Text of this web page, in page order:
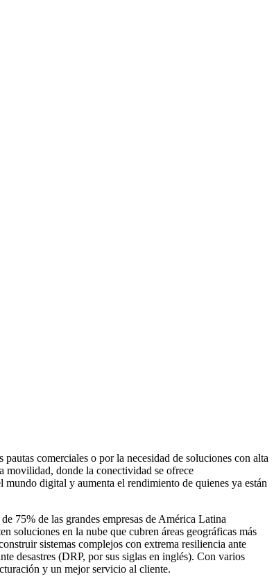
comerciales o por la necesidad de soluciones con alta
movilidad, donde la conectividad se ofrece
digital y aumenta el rendimiento de quienes ya están
75% de las grandes empresas de América Latina
soluciones en la nube que cubren áreas geográficas más
sistemas complejos con extrema resiliencia ante
desastres (DRP, por sus siglas en inglés). Con varios
y un mejor servicio al cliente.